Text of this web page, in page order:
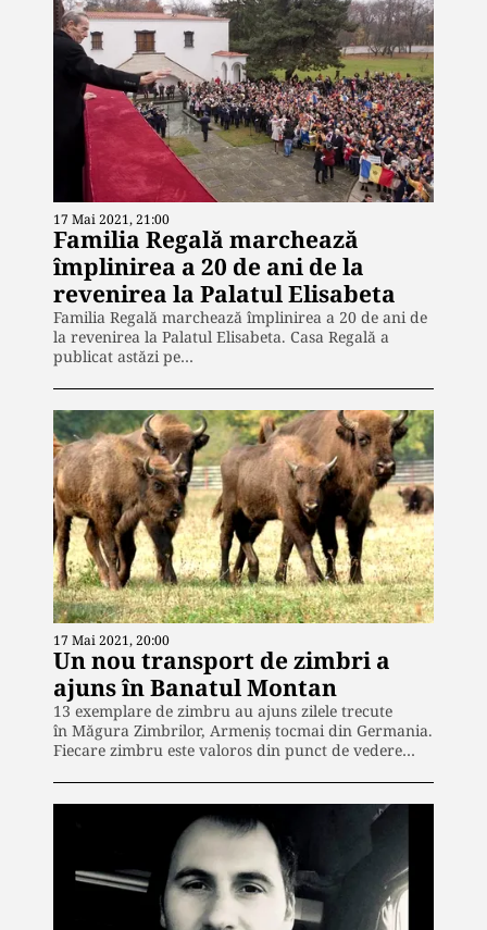
17 Mai 2021, 21:00
Familia Regală marchează
împlinirea a 20 de ani de la
revenirea la Palatul Elisabeta
Familia Regală marchează împlinirea a 20 de ani de
la revenirea la Palatul Elisabeta. Casa Regală a
publicat astăzi pe…
17 Mai 2021, 20:00
Un nou transport de zimbri a
ajuns în Banatul Montan
13 exemplare de zimbru au ajuns zilele trecute
în Măgura Zimbrilor, Armeniș tocmai din Germania.
Fiecare zimbru este valoros din punct de vedere…